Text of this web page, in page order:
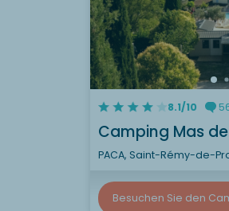
8.1/10
Camping Mas
PACA, Saint-Rémy-de-
Besuchen Sie den